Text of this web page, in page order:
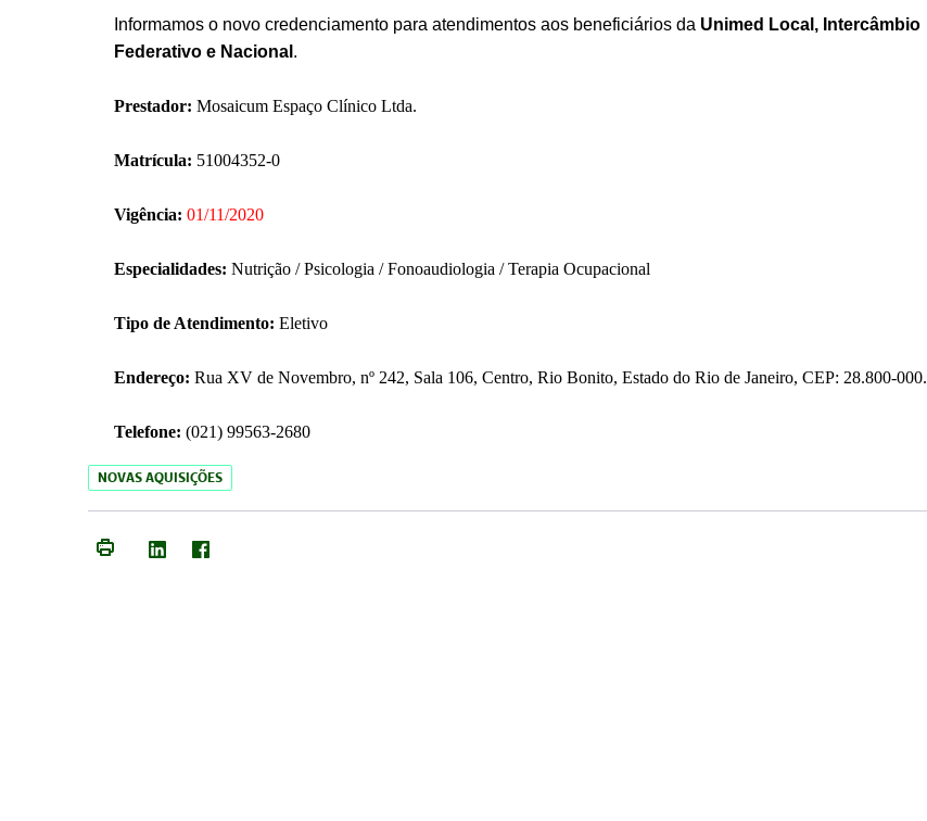
Informamos o novo credenciamento para atendimentos aos beneficiários da Unimed Local, Intercâmbio
Federativo e Nacional .
Prestador: Mosaicum Espaço Clínico Ltda.
Matrícula: 51004352-0
Vigência: 01/11/2020
Especialidades: Nutrição / Psicologia / Fonoaudiologia / Terapia Ocupacional
Tipo de Atendimento: Eletivo
Endereço: Rua XV de Novembro, nº 242, Sala 106, Centro, Rio Bonito, Estado do Rio de Janeiro, CEP: 28.800-000.
Telefone: (021) 99563-2680
NOVAS AQUISIÇÕES